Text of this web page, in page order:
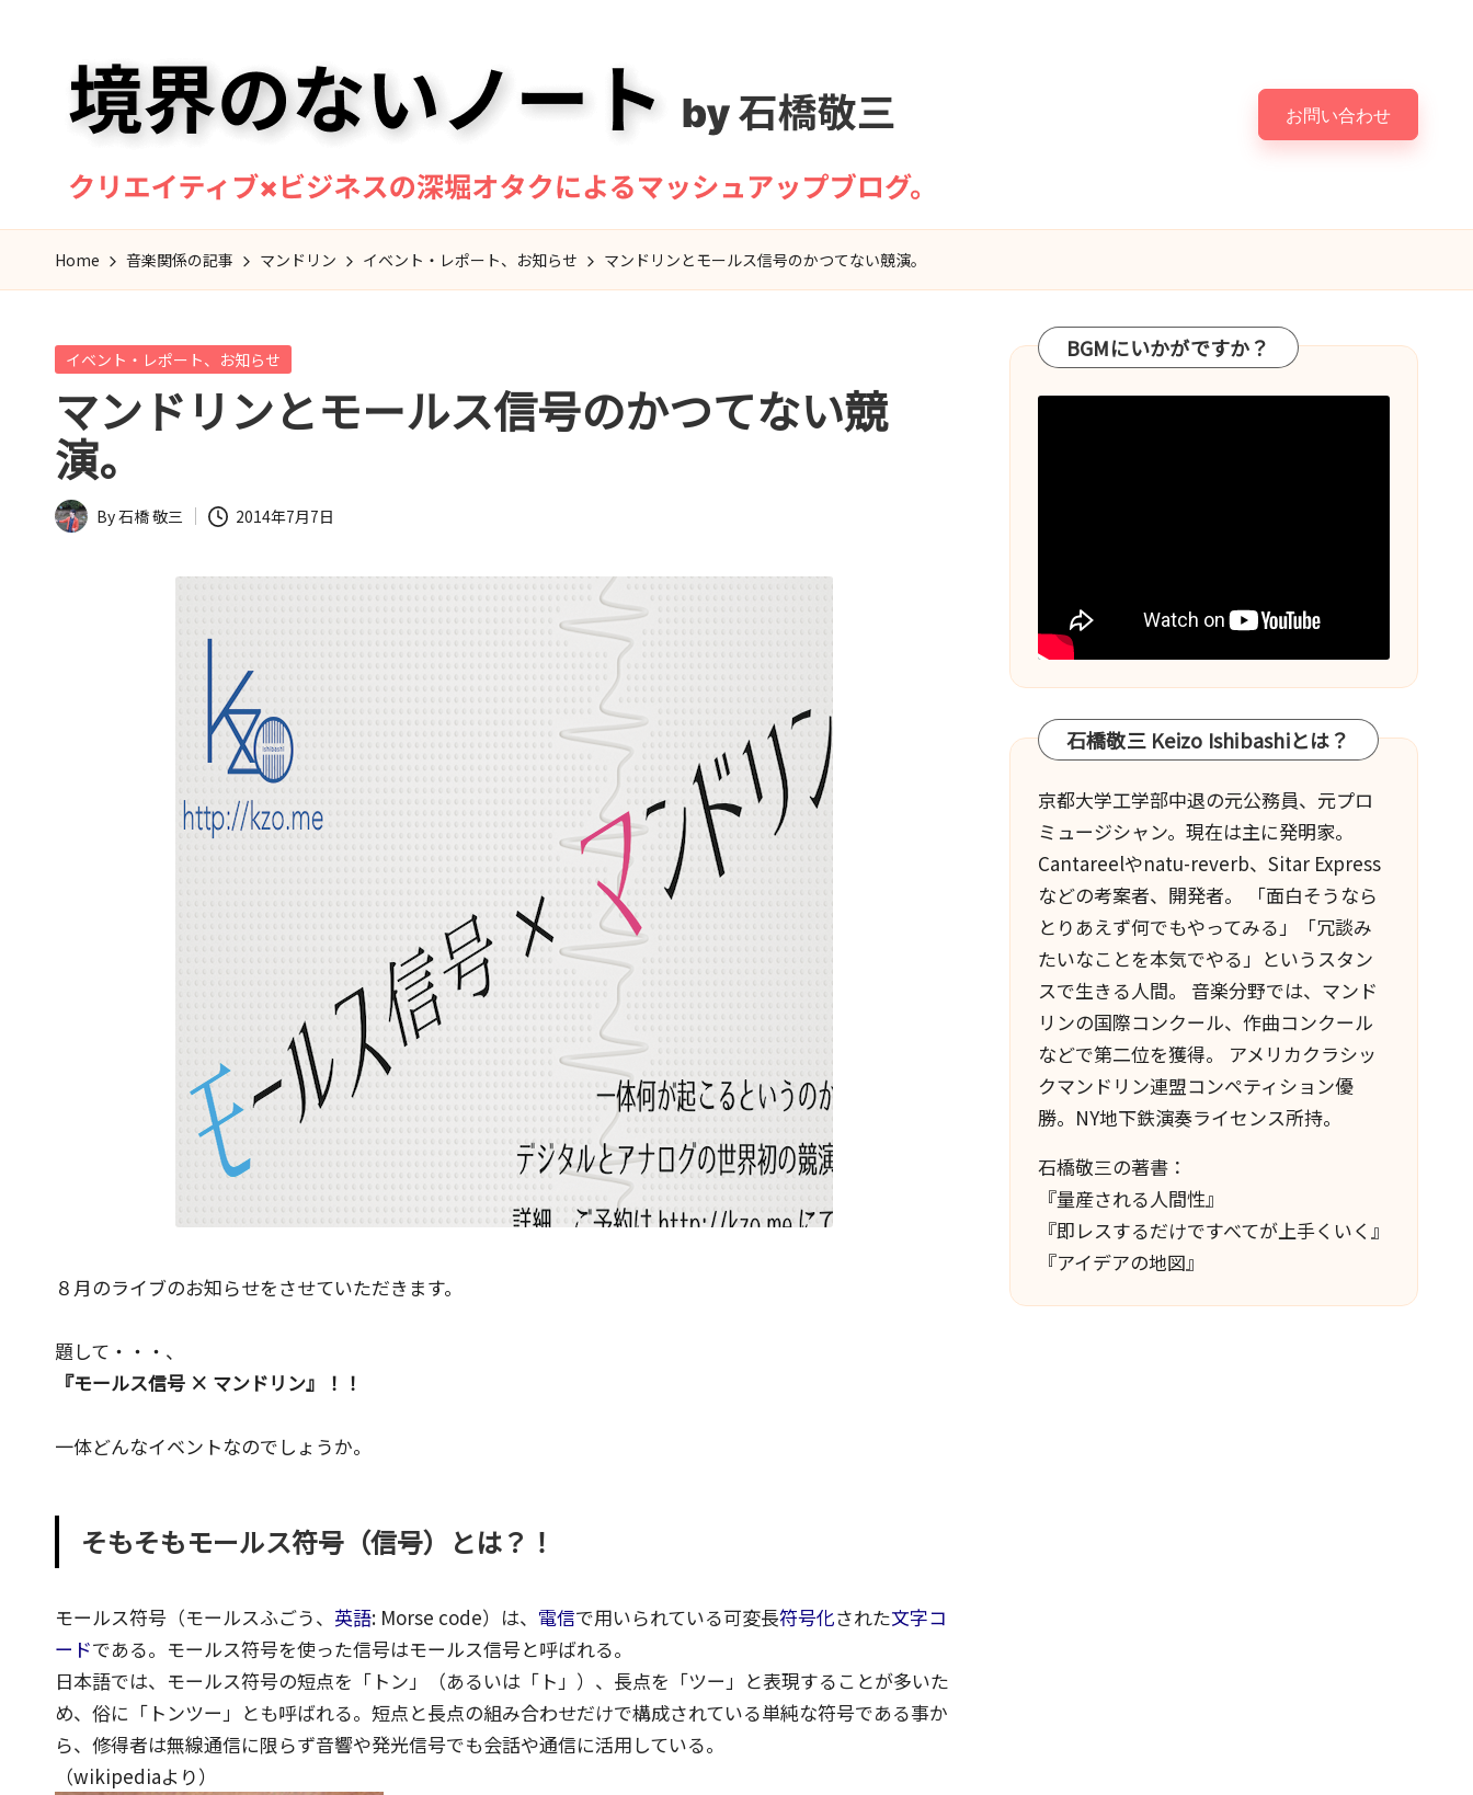
content
境
界
の
な
い
ノ
ー
マ
ン
ン
奏
者・
作
曲
家、
ブ
グ
は
リ
イ
ィ
ブ
ビ
ジ
ネ
ス
お問い合わせ
Home 音楽関係の記事 マンドリン イベント・レポート、お知らせ マンドリンとモールス信号のかつてない競演。
Posted
イベント・レポート、お知らせ
マンドリンとモールス信号のかつてない競
演。
Posted
By石橋 敬三 2014年7月7日
８月のライブのお知らせをさせていただきます。
題して・・・、
『モールス信号 × マンドリン』！！
一体どんなイベントなのでしょうか。
そもそもモールス符号（信号）とは？！
モールス符号 （モールスふごう、 英語: Morse code）は、 電信で用いられている可変長符号化された文字コ
ードである。モールス符号を使った信号はモールス信号と呼ばれる。
日本語では、モールス符号の短点を「トン」（あるいは「ト」）、長点を「ツー」と表現することが多いた
め、俗に「 トンツー」とも呼ばれる。短点と長点の組み合わせだけで構成されている単純な符号である事か
ら、修得者は無線通信に限らず音響や発光信号でも会話や通信に活用している。
（wikipediaより）
BGMにいかがですか？
石橋敬三 Keizo Ishibashiとは？
京都大学工学部中退の元公務員、元プロ
ミュージシャン。現在は主に発明家。
Cantareelやnatu-reverb、 Sitar Express
などの考案者、開発者。 「面白そうなら
とりあえず何でもやってみる」「冗談み
たいなことを本気でやる」というスタン
スで生きる人間。 音楽分野では、マンド
リンの国際コンクール、作曲コンクール
などで第二位を獲得。 アメリカクラシッ
クマンドリン連盟コンペティション優
勝。NY地下鉄演奏ライセンス所持。
石橋敬三の著書：
『量産される人間性』
『即レスするだけですべてが上手くいく』
『アイデアの地図』